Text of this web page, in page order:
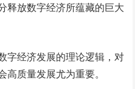
释放数字经济所蕴藏的巨大
字经济发展的理论逻辑，对
质量发展尤为重要。